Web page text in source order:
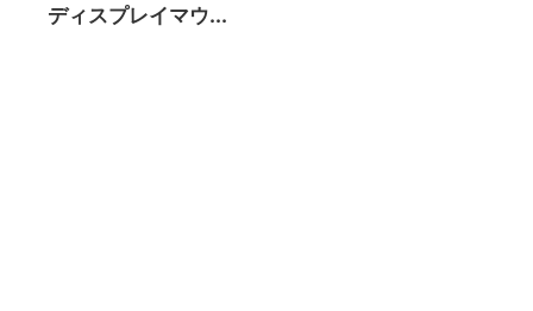
ディスプレイマウ...